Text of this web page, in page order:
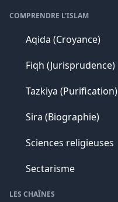
COMPRENDRE L'ISLAM
Aqida (Croyance)
Fiqh (Jurisprudence)
Tazkiya (Purification)
Sira (Biographie)
Sciences religieuses
Sectarisme
LES CHAÎNES